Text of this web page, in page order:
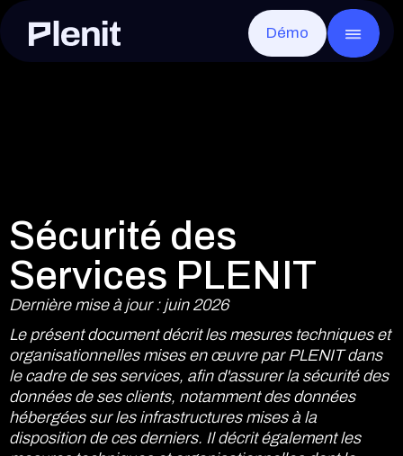
Démo
Accéder
Sécurité des
Services PLENIT
Dernière mise à jour : juin 2026
Le présent document décrit les mesures techniques et
organisationnelles mises en œuvre par PLENIT dans
le cadre de ses services, afin d'assurer la sécurité des
données de ses clients, notamment des données
hébergées sur les infrastructures mises à la
disposition de ces derniers. Il décrit également les
CLOUD SERVICES
Serveurs
Elliot AI BIENTÔT L'IA de Plenit qui transformera
Blog
À propos